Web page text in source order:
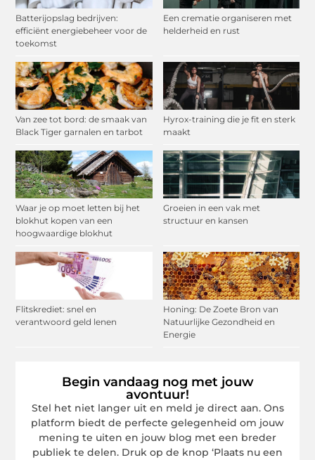
Batterijopslag bedrijven:
efficiënt energiebeheer voor de
toekomst
Een crematie organiseren met
helderheid en rust
Van zee tot bord: de smaak van
Black Tiger garnalen en tarbot
Hyrox-training die je fit en sterk
maakt
Waar je op moet letten bij het
blokhut kopen van een
hoogwaardige blokhut
Groeien in een vak met
structuur en kansen
Flitskrediet: snel en
verantwoord geld lenen
Honing: De Zoete Bron van
Natuurlijke Gezondheid en
Energie
Begin vandaag nog met jouw
avontuur!
Stel het niet langer uit en meld je direct aan. Ons
platform biedt de perfecte gelegenheid om jouw
mening te uiten en jouw blog met een breder
publiek te delen. Druk op de knop ‘Plaats nu een